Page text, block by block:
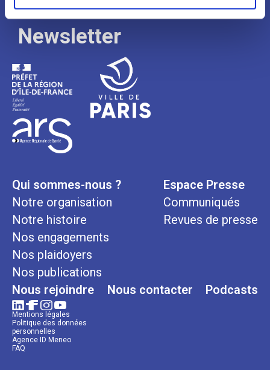
Newsletter
Qui sommes-nous ?
Notre organisation
Notre histoire
Nos engagements
Nos plaidoyers
Nos publications
Espace Presse
Communiqués
Revues de presse
Nous rejoindre Nous contacter Podcasts
Mentions légales
Politique des données
personnelles
Agence ID Meneo
FAQ